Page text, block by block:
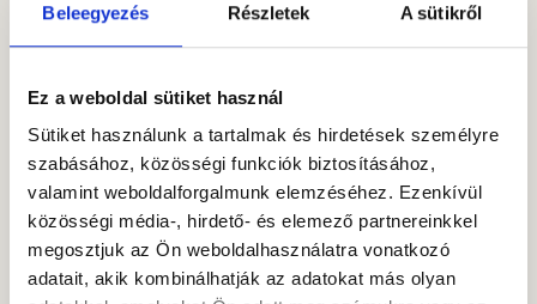
Beleegyezés Részletek A sütikről
Ez a weboldal sütiket használ
Sütiket használunk a tartalmak és hirdetések személyre
szabásához, közösségi funkciók biztosításához,
valamint weboldalforgalmunk elemzéséhez. Ezenkívül
közösségi média-, hirdető- és elemező partnereinkkel
megosztjuk az Ön weboldalhasználatra vonatkozó
adatait, akik kombinálhatják az adatokat más olyan
Colliers
kezdte, ahol
telekfejlesztési
projektekre
fókuszált, majd
iroda- és
kereskedelmi
ingatlan